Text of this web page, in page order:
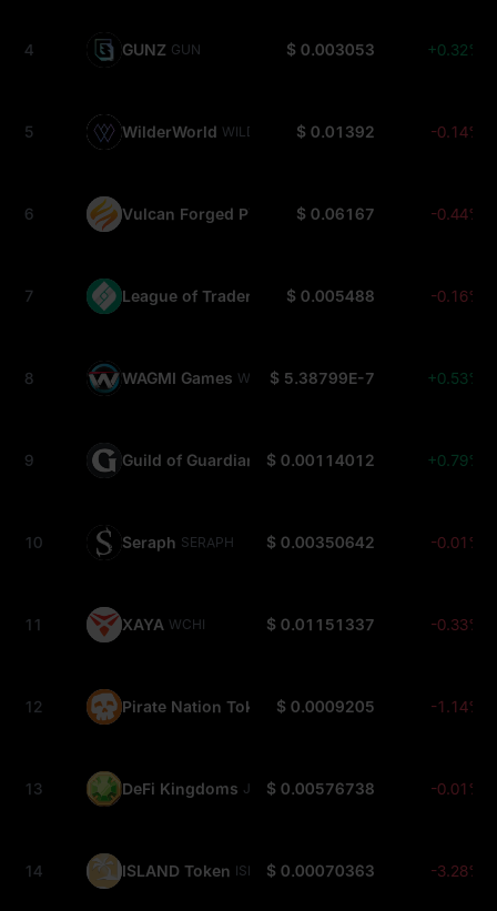
4 GUNZ GUN $ 0.003053 +0.32%
5 WilderWorld WILD $ 0.01392 -0.14%
6 Vulcan Forged PYR PYR$ 0.06167 -0.44%
7 League of Traders LOT$ 0.005488 -0.16%
8 WAGMI Games WAGMIGAMES
$ 5.38799E-7 +0.53%
9 Guild of Guardians GOG
$ 0.00114012 +0.79%
10 Seraph SERAPH $ 0.00350642 -0.01%
11 XAYA WCHI $ 0.01151337 -0.33%
12 Pirate Nation Token PIRATE
$ 0.0009205 -1.14%
13 DeFi Kingdoms JEWEL$ 0.00576738 -0.01%
14 ISLAND Token ISLAND$ 0.00070363 -3.28%